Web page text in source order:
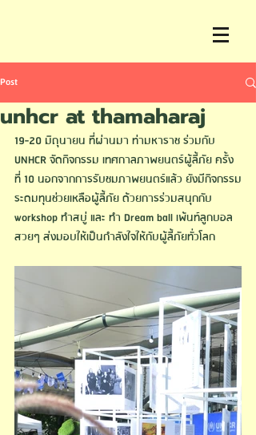
Post
unhcr at thamaharaj
19-20 มิถุนายน ที่ผ่านมา ท่ามหาราช ร่วมกับ
UNHCR จัดกิจกรรม เทศกาลภาพยนตร์ผู้ลี้ภัย ครั้ง
ที่ 10 นอกจากการรับชมภาพยนตร์แล้ว ยังมีกิจกรรม
ระดมทุนช่วยเหลือผู้ลี้ภัย ด้วยการร่วมสนุกกับ
workshop ทำสบู่ และ ทำ Dream ball เพ้นท์ลูกบอล
สวยๆ ส่งมอบให้เป็นกำลังใจให้กับผู้ลี้ภัยทั่วโลก